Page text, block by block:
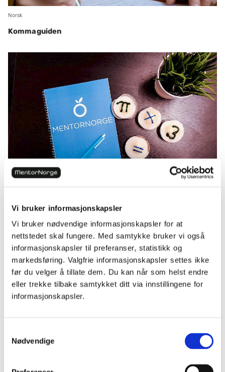
Vi bruker informasjonskapsler
Vi bruker nødvendige informasjonskapsler for at
nettstedet skal fungere. Med samtykke bruker vi også
informasjonskapsler til preferanser, statistikk og
markedsføring. Valgfrie informasjonskapsler settes ikke
før du velger å tillate dem. Du kan når som helst endre
eller trekke tilbake samtykket ditt via innstillingene for
informasjonskapsler.
Nødvendige
Norsk
Kommaguiden
Matematikk
Matematikk